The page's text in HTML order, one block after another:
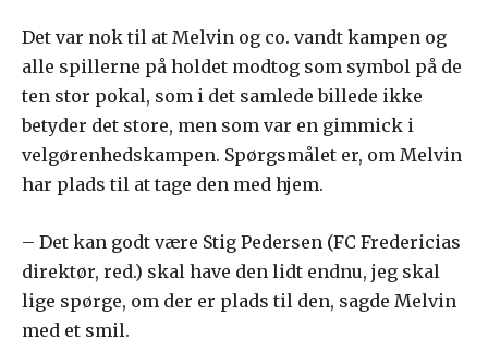
Det var nok til at Melvin og co. vandt kampen og
alle spillerne på holdet modtog som symbol på de
ten stor pokal, som i det samlede billede ikke
betyder det store, men som var en gimmick i
velgørenhedskampen. Spørgsmålet er, om Melvin
har plads til at tage den med hjem.
– Det kan godt være Stig Pedersen (FC Fredericias
direktør, red.) skal have den lidt endnu, jeg skal
lige spørge, om der er plads til den, sagde Melvin
med et smil.